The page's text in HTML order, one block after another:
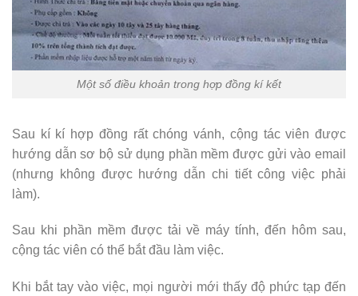
Một số điều khoản trong hợp đồng kí kết
Sau kí kí hợp đồng rất chóng vánh, cộng tác viên được
hướng dẫn sơ bộ sử dụng phần mềm được gửi vào email
(nhưng không được hướng dẫn chi tiết công việc phải
làm).
Sau khi phần mềm được tải về máy tính, đến hôm sau,
cộng tác viên có thể bắt đầu làm việc.
Khi bắt tay vào việc, mọi người mới thấy độ phức tạp đến